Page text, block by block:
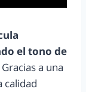
el tono de
Gracias a una
calidad